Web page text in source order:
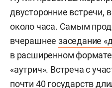
двусторонние встречи,
около часа. Самым
вчерашнеезаседание
в расширенном
«аутрич». Встреча с
почти 40 государств